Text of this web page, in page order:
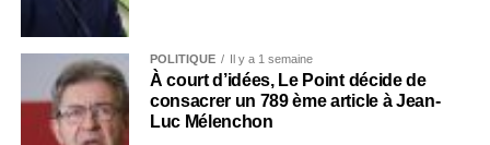
POLITIQUE Il y a 1 semaine
À court d’idées, Le Point décide de
consacrer un 789 ème article à Jean-
Luc Mélenchon